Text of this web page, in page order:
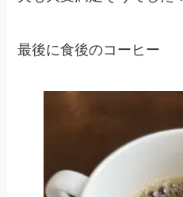
最後に食後のコーヒー